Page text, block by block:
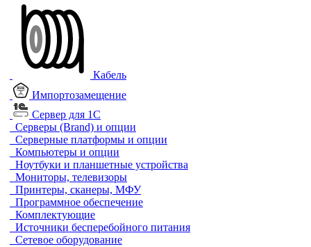
Кабель
Импортозамещение
Сервер для 1С
Серверы (Brand) и опции
Серверные платформы и опции
Компьютеры и опции
Ноутбуки и планшетные устройства
Мониторы, телевизоры
Принтеры, сканеры, МФУ
Программное обеспечение
Комплектующие
Источники бесперебойного питания
Сетевое оборудование